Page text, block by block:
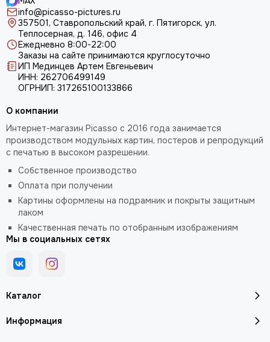
info@picasso-pictures.ru
357501, Ставропольский край, г. Пятигорск, ул.
Теплосерная, д. 146, офис 4
Ежедневно 8:00-22:00
Заказы на сайте принимаются круглосуточно
ИП Мединцев Артем Евгеньевич
ИНН: 262706499149
ОГРНИП: 317265100133866
Каталог
Информация
О компании
Интернет-магазин Picasso с 2016 года занимается
производством модульных картин, постеров и репродукций
с печатью в высоком разрешении.
Собственное производство
Оплата при получении
Картины оформлены на подрамник и покрыты защитным
лаком
Качественная печать по отобранным изображениям
Мы в социальных сетях